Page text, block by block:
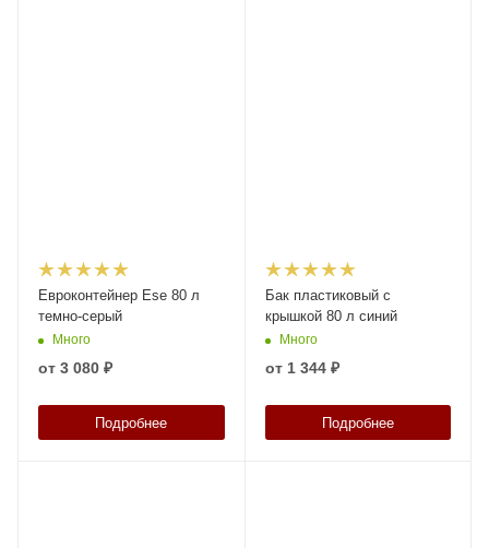
Евроконтейнер Ese 80 л
темно-серый
Много
от 3 080 ₽
Подробнее
Бак пластиковый с
крышкой 80 л синий
Много
от 1 344 ₽
Подробнее